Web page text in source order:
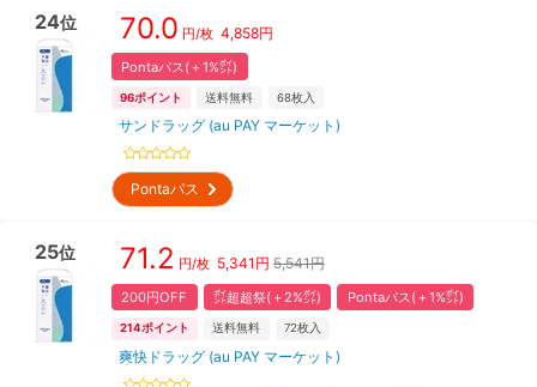
24位 70.0 円/枚 4,858円
Pontaパス(＋1%㌽)
96ポイント 送料無料 68枚入
サンドラッグ (au PAY マーケット)
Pontaパス
25位 71.2 円/枚 5,341 円 5,541円
200円OFF ㌽超超祭(＋2%㌽) Pontaパス(＋1%㌽)
214ポイント 送料無料 72枚入
爽快ドラッグ (au PAY マーケット)